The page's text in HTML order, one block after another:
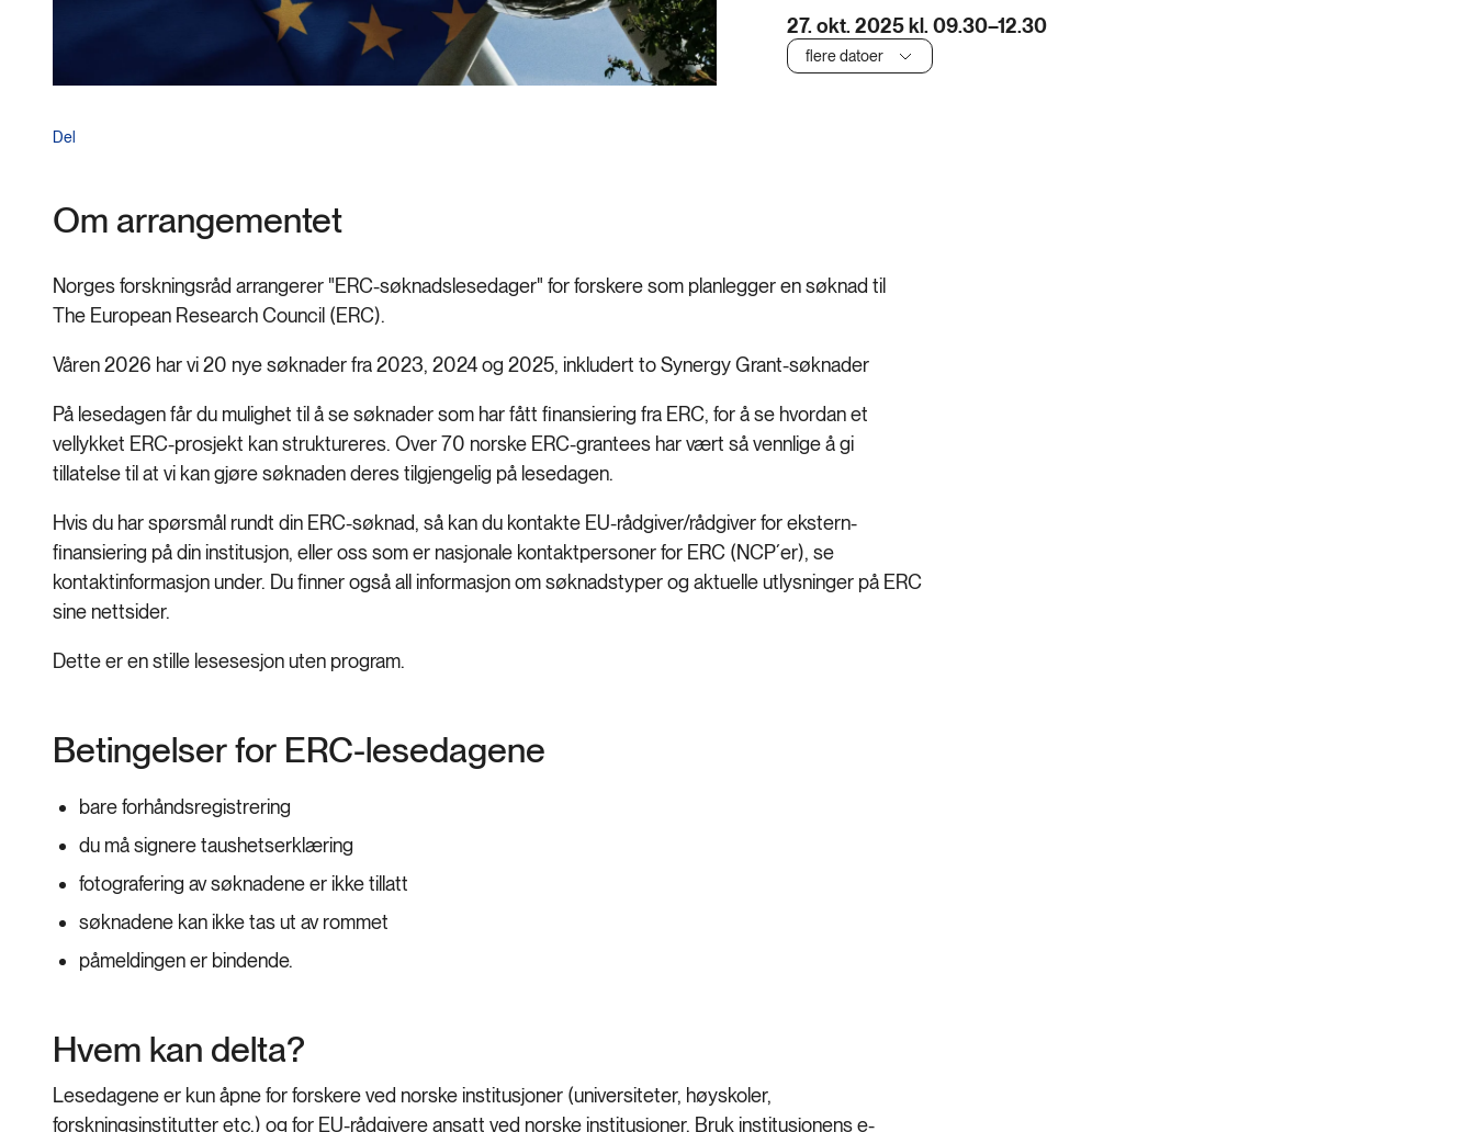
27. okt. 2025 kl. 09.30–12.30
flere datoer
Del
Om arrangementet
Norges forskningsråd arrangerer "ERC-søknadslesedager" for forskere som planlegger en søknad til
The European Research Council (ERC).
Våren 2026 har vi 20 nye søknader fra 2023, 2024 og 2025, inkludert to Synergy Grant-søknader
På lesedagen får du mulighet til å se søknader som har fått finansiering fra ERC, for å se hvordan et
vellykket ERC-prosjekt kan struktureres. Over 70 norske ERC-grantees har vært så vennlige å gi
tillatelse til at vi kan gjøre søknaden deres tilgjengelig på lesedagen.
Hvis du har spørsmål rundt din ERC-søknad, så kan du kontakte EU-rådgiver/rådgiver for ekstern-
finansiering på din institusjon, eller oss som er nasjonale kontaktpersoner for ERC (NCP´er), se
kontaktinformasjon under. Du finner også all informasjon om søknadstyper og aktuelle utlysninger på ERC
sine nettsider.
Dette er en stille lesesesjon uten program.
Betingelser for ERC-lesedagene
bare forhåndsregistrering
du må signere taushetserklæring
fotografering av søknadene er ikke tillatt
søknadene kan ikke tas ut av rommet
påmeldingen er bindende.
Hvem kan delta?
Lesedagene er kun åpne for forskere ved norske institusjoner (universiteter, høyskoler,
forskningsinstitutter etc.) og for EU-rådgivere ansatt ved norske institusjoner. Bruk institusjonens e-